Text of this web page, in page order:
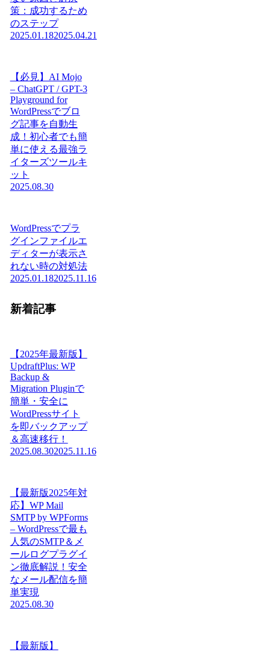
策：成功するため
のステップ
2025.01.182025.04.21
【必見】AI Mojo
– ChatGPT / GPT-3
Playground for
WordPressでブロ
グ記事を自動生
成！初心者でも簡
単に使える最強ラ
イターズツールキ
ット
2025.08.30
WordPressでプラ
グインファイルエ
ディターが表示さ
れない時の対処法
2025.01.182025.11.16
新着記事
【2025年最新版】
UpdraftPlus: WP
Backup &
Migration Pluginで
簡単・安全に
WordPressサイト
を即バックアップ
＆高速移行！
2025.08.302025.11.16
【最新版2025年対
応】WP Mail
SMTP by WPForms
– WordPressで最も
人気のSMTP＆メ
ールログプラグイ
ン徹底解説！安全
なメール配信を簡
単実現
2025.08.30
【最新版】